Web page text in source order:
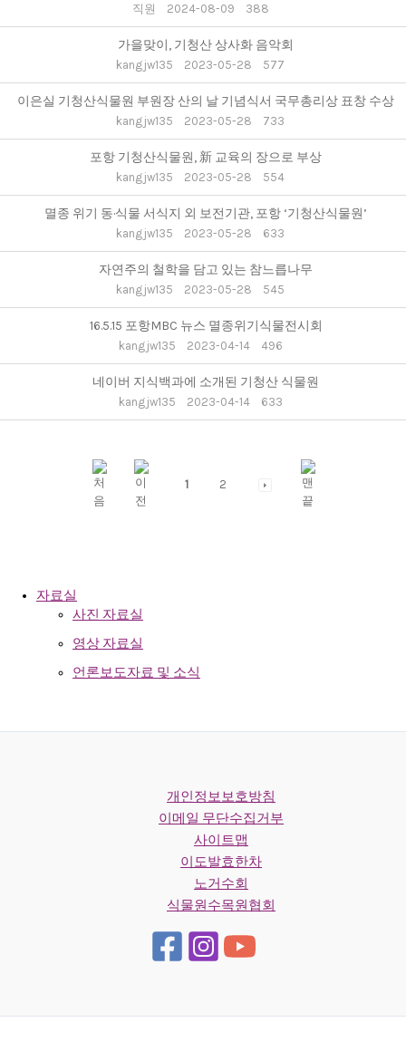
자료실
사진 자료실
영상 자료실
언론보도자료 및 소식
직원 2024-08-09 388
가을맞이, 기청산 상사화 음악회
kangjw135 2023-05-28 577
이은실 기청산식물원 부원장 산의 날 기념식서 국무총리상 표창 수상
kangjw135 2023-05-28 733
포항 기청산식물원, 新 교육의 장으로 부상
kangjw135 2023-05-28 554
멸종 위기 동·식물 서식지 외 보전기관, 포항 ‘기청산식물원’
kangjw135 2023-05-28 633
자연주의 철학을 담고 있는 참느릅나무
kangjw135 2023-05-28 545
16.5.15 포항MBC 뉴스 멸종위기식물전시회
kangjw135 2023-04-14 496
네이버 지식백과에 소개된 기청산 식물원
kangjw135 2023-04-14 633
1 2
개인정보보호방침
이메일 무단수집거부
사이트맵
이도발효한차
노거수회
식물원수목원협회